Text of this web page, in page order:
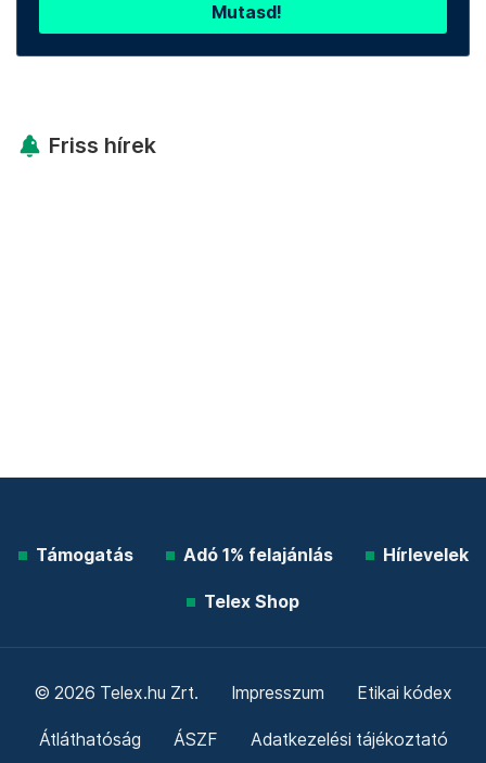
Mutasd!
Friss hírek
Támogatás Adó 1% felajánlás Hírlevelek
Telex Shop
© 2026 Telex.hu Zrt. Impresszum Etikai kódex
Átláthatóság ÁSZF Adatkezelési tájékoztató